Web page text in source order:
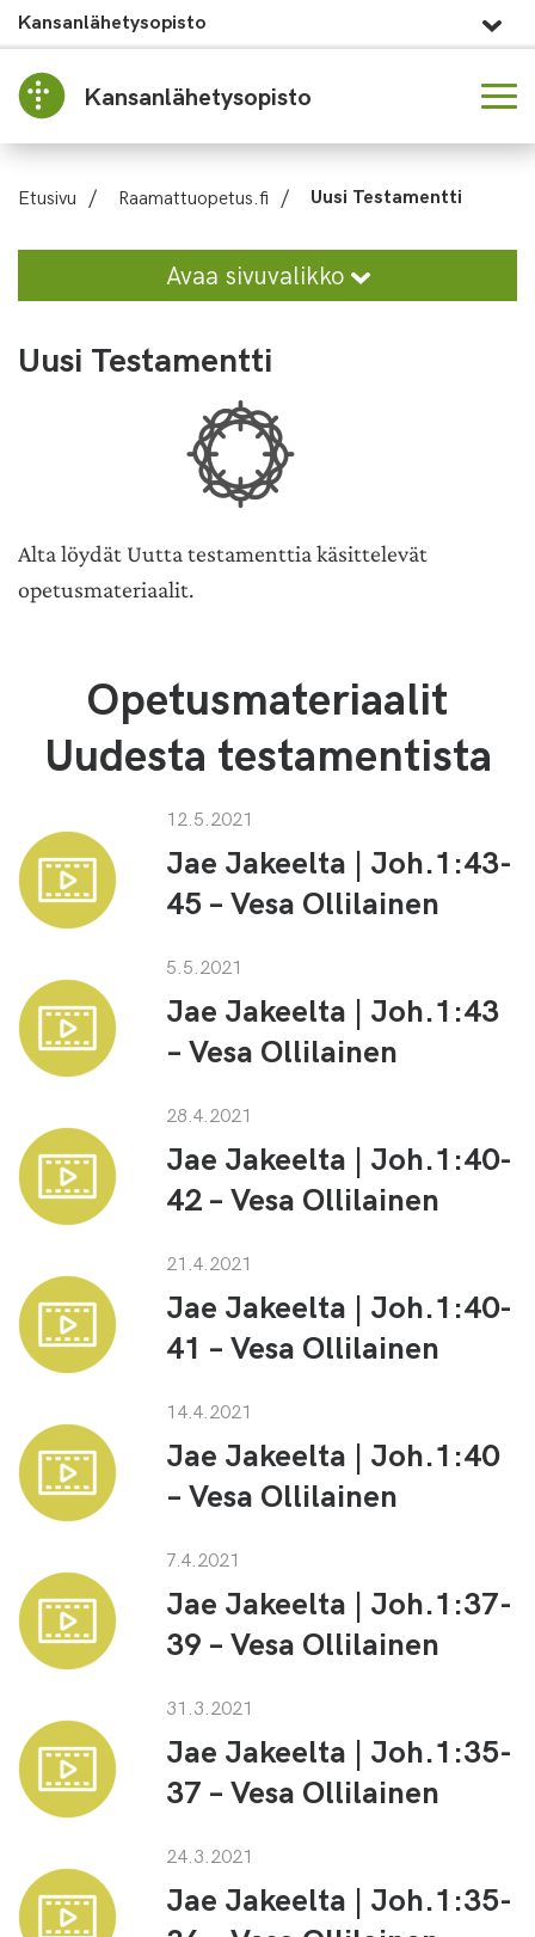
Kansanlähetysopisto
Kansanlähetysopisto
Etusivu / Raamattuopetus.fi / Uusi Testamentti
Avaa sivuvalikko
Uusi Testamentti
Alta löydät Uutta testamenttia käsittelevät
opetusmateriaalit.
Opetusmateriaalit
Uudesta testamentista
12.5.2021
Jae Jakeelta | Joh.1:43-
45 – Vesa Ollilainen
5.5.2021
Jae Jakeelta | Joh.1:43
– Vesa Ollilainen
28.4.2021
Jae Jakeelta | Joh.1:40-
42 – Vesa Ollilainen
21.4.2021
Jae Jakeelta | Joh.1:40-
41 – Vesa Ollilainen
14.4.2021
Jae Jakeelta | Joh.1:40
– Vesa Ollilainen
7.4.2021
Jae Jakeelta | Joh.1:37-
39 – Vesa Ollilainen
31.3.2021
Jae Jakeelta | Joh.1:35-
37 – Vesa Ollilainen
24.3.2021
Jae Jakeelta | Joh.1:35-